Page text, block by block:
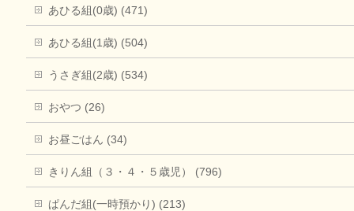
あひる組(0歳) (471)
あひる組(1歳) (504)
うさぎ組(2歳) (534)
おやつ (26)
お昼ごはん (34)
きりん組（３・４・５歳児） (796)
ぱんだ組(一時預かり) (213)